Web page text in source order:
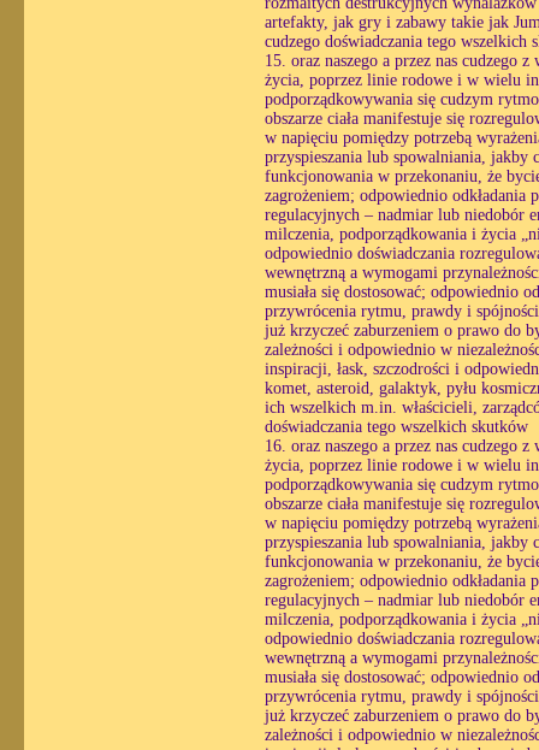
artefakty, jak gry i zabawy takie jak
cudzego doświadczania tego wszelkich
15. oraz naszego a przez nas cudzego
życia, poprzez linie rodowe i w wielu
podporządkowywania się cudzym
obszarze ciała manifestuje się
w napięciu pomiędzy potrzebą
przyspieszania lub spowalniania, jakby
funkcjonowania w przekonaniu, że
zagrożeniem; odpowiednio odkładania
regulacyjnych – nadmiar lub niedobór
milczenia, podporządkowania i życia
odpowiednio doświadczania
wewnętrzną a wymogami
musiała się dostosować; odpowiednio
przywrócenia rytmu, prawdy i
już krzyczeć zaburzeniem o prawo do
zależności i odpowiednio w
inspiracji, łask, szczodrości i
komet, asteroid, galaktyk, pyłu
ich wszelkich m.in. właścicieli,
doświadczania tego wszelkich skutków
16. oraz naszego a przez nas cudzego
życia, poprzez linie rodowe i w wielu
podporządkowywania się cudzym
obszarze ciała manifestuje się
w napięciu pomiędzy potrzebą
przyspieszania lub spowalniania, jakby
funkcjonowania w przekonaniu, że
zagrożeniem; odpowiednio odkładania
regulacyjnych – nadmiar lub niedobór
milczenia, podporządkowania i życia
odpowiednio doświadczania
wewnętrzną a wymogami
musiała się dostosować; odpowiednio
przywrócenia rytmu, prawdy i
już krzyczeć zaburzeniem o prawo do
zależności i odpowiednio w